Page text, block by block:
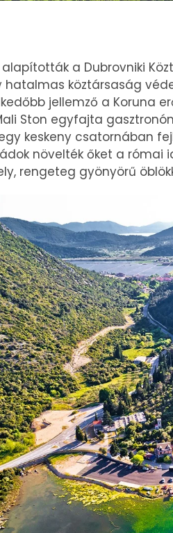
a Dubrovniki
hatalmas köztársaság
jellemző a Koruna
Ston egyfajta
keskeny csatornában
növelték őket a római
rengeteg gyönyörű